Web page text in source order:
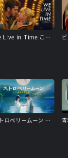
We Live in Time この時を生きて
ストロベリームーン 余命半年の恋